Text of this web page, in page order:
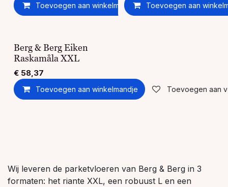
Toevoegen aan winkelmandje Toevoegen aan
Toevoegen aan
Berg & Berg Eiken
Raskamåla XXL
€ 58,37
Toevoegen aan winkelmandje Toevoegen aan
Wij leveren de parketvloeren van Berg & Berg in 3
formaten: het riante XXL, een robuust L en een